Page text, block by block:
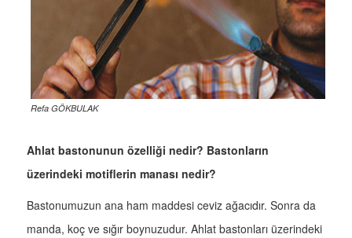
Refa GÖKBULAK
Ahlat bastonunun özelliği nedir? Bastonların
üzerindeki motiflerin manası nedir?
Bastonumuzun ana ham maddesi ceviz ağacıdır. Sonra da
manda, koç ve sığır boynuzudur. Ahlat bastonları üzerindeki